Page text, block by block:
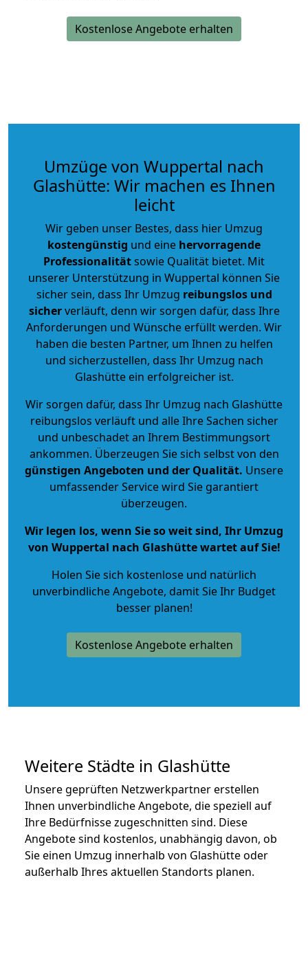
Kostenlose Angebote erhalten
Umzüge von Wuppertal nach
Glashütte: Wir machen es Ihnen
leicht
Wir geben unser Bestes, dass hier Umzug
kostengünstig und eine hervorragende
Professionalitätsowie Qualität bietet. Mit
unserer Unterstützung in Wuppertal können Sie
sicher sein, dass Ihr Umzug reibungslos und
sicherverläuft, denn wir sorgen dafür, dass Ihre
Anforderungen und Wünsche erfüllt werden. Wir
haben die besten Partner, um Ihnen zu helfen
und sicherzustellen, dass Ihr Umzug nach
Glashütte ein erfolgreicher ist.
Wir sorgen dafür, dass Ihr Umzug nach Glashütte
reibungslos verläuft und alle Ihre Sachen sicher
und unbeschadet an Ihrem Bestimmungsort
ankommen. Überzeugen Sie sich selbst von den
günstigen Angeboten und der Qualität. Unsere
umfassender Service wird Sie garantiert
überzeugen.
Wir legen los, wenn Sie so weit sind, Ihr Umzug
von Wuppertal nach Glashütte wartet auf Sie!
Holen Sie sich kostenlose und natürlich
unverbindliche Angebote, damit Sie Ihr Budget
besser planen!
Kostenlose Angebote erhalten
Weitere Städte in Glashütte
Unsere geprüften Netzwerkpartner erstellen
Ihnen unverbindliche Angebote, die speziell auf
Ihre Bedürfnisse zugeschnitten sind. Diese
Angebote sind kostenlos, unabhängig davon, ob
Sie einen Umzug innerhalb von Glashütte oder
außerhalb Ihres aktuellen Standorts planen.